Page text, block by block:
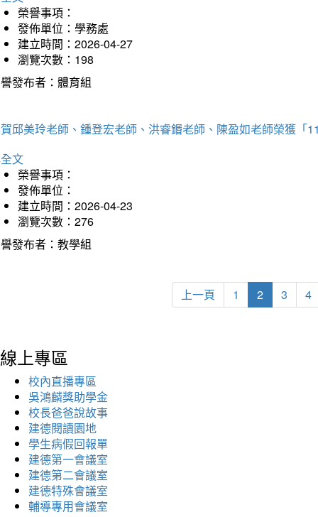
榮譽事項：
發佈單位：學務處
建立時間：2026-04-27
瀏覽次數：198
發布者：體育組
邱美玲老師、鍾登宏老師、洪睿鍲老師、陳盈如老師榮獲「
文
榮譽事項：
發佈單位：
建立時間：2026-04-23
瀏覽次數：276
發布者：教學組
上一頁 1 2 3 4
線上專區
校內直播專區
吳鴻麟獎助學金
校長爸爸說故事
建德閱讀園地
學生病假回報單
建德第一會議室
建德第二會議室
建德特殊會議室
輔導專用會議室